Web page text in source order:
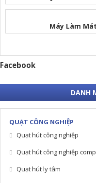
Máy Làm
Facebook
DANH
QUẠT CÔNG NGHIỆP
Quạt hút công nghiệp
Quạt hút công nghiệp
Quạt hút ly tâm